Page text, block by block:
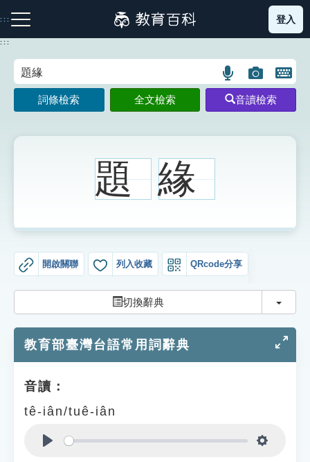
到
主
:::
注音索引圖示 筆畫索引圖示 部首索引表圖示
生字詞彙表
知識索引
遊戲專區
登入
:::
語
言
搜
圖
片
搜
開
鍵
圖
詞條檢索 全文檢索 音讀檢索
題 緣
開啟關聯 列入收藏 QRcode分享
切換辭典 切換
教育部臺灣台語常用詞辭典
音讀：
tê-iân/tuê-iân